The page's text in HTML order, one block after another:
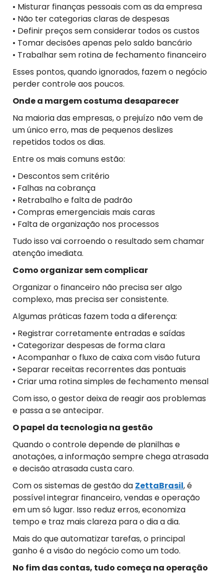
• Misturar finanças pessoais com as da empresa
• Não ter categorias claras de despesas
• Definir preços sem considerar todos os custos
• Tomar decisões apenas pelo saldo bancário
• Trabalhar sem rotina de fechamento financeiro
Esses pontos, quando ignorados, fazem o negócio
perder controle aos poucos.
Onde a margem costuma desaparecer
Na maioria das empresas, o prejuízo não vem de
um único erro, mas de pequenos deslizes
repetidos todos os dias.
Entre os mais comuns estão:
• Descontos sem critério
• Falhas na cobrança
• Retrabalho e falta de padrão
• Compras emergenciais mais caras
• Falta de organização nos processos
Tudo isso vai corroendo o resultado sem chamar
atenção imediata.
Como organizar sem complicar
Organizar o financeiro não precisa ser algo
complexo, mas precisa ser consistente.
Algumas práticas fazem toda a diferença:
• Registrar corretamente entradas e saídas
• Categorizar despesas de forma clara
• Acompanhar o fluxo de caixa com visão futura
• Separar receitas recorrentes das pontuais
• Criar uma rotina simples de fechamento mensal
Com isso, o gestor deixa de reagir aos problemas
e passa a se antecipar.
O papel da tecnologia na gestão
Quando o controle depende de planilhas e
anotações, a informação sempre chega atrasada
e decisão atrasada custa caro.
Com os sistemas de gestão da ZettaBrasil, é
possível integrar financeiro, vendas e operação
em um só lugar. Isso reduz erros, economiza
tempo e traz mais clareza para o dia a dia.
Mais do que automatizar tarefas, o principal
ganho é a visão do negócio como um todo.
No fim das contas, tudo começa na operação